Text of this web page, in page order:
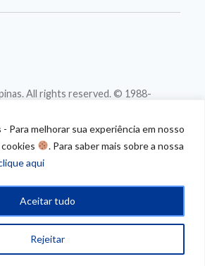
- Para melhorar sua experiência em nosso
. Para saber mais sobre a nossa
aqui
Rejeitar
Aceitar tudo
All rights reserved. © 1988-